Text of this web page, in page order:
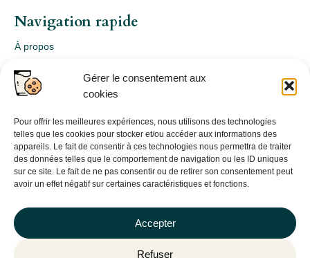
Gérer le consentement aux
cookies
Pour offrir les meilleures expériences, nous utilisons des technologies
telles que les cookies pour stocker et/ou accéder aux informations des
appareils. Le fait de consentir à ces technologies nous permettra de traiter
des données telles que le comportement de navigation ou les ID uniques
sur ce site. Le fait de ne pas consentir ou de retirer son consentement peut
avoir un effet négatif sur certaines caractéristiques et fonctions.
Accepter
Refuser
Navigation rapide
À propos
Webshop
Nos produits
Conception
Consultation
Contact
Informations légales
Politique de confidentialité
Politique de cookies (UE)